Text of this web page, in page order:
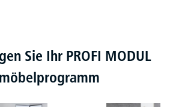
Sie Ihr PROFI MODUL